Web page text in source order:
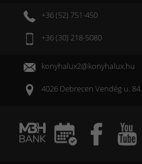
+36 (52) 751-450
+36 (30) 218-5080
konyhalux2@konyhalux.hu
4026 Debrecen Vendég u. 84.